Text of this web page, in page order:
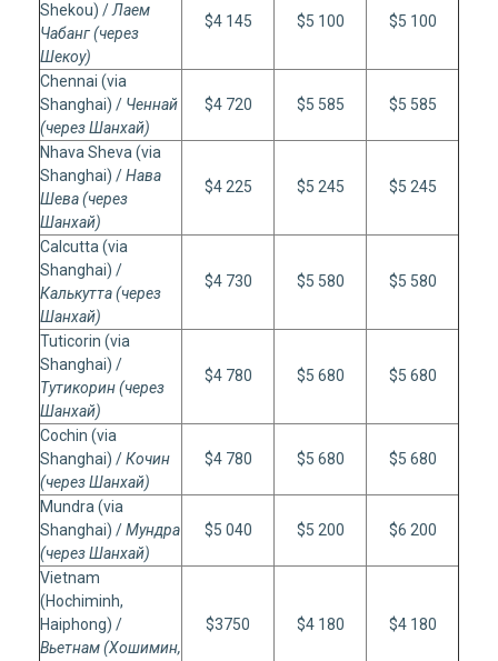
Shekou) /Лаем
Чабанг (через
Шекоу)
$4 145 $5 100 $5 100
Chennai (via
Shanghai) / Ченнай
(через Шанхай)
$4 720 $5 585 $5 585
Nhava Sheva (via
Shanghai) /Нава
Шева (через
Шанхай)
$4 225 $5 245 $5 245
Calсutta (via
Shanghai) /
Калькутта (через
Шанхай)
$4 730 $5 580 $5 580
Tuticorin (via
Shanghai) /
Тутикорин (через
Шанхай)
$4 780 $5 680 $5 680
Cochin (via
Shanghai) /Кочин
(через Шанхай)
$4 780 $5 680 $5 680
Mundra (via
Shanghai) /Мундра
(через Шанхай)
$5 040 $5 200 $6 200
Vietnam
(Hochiminh,
Haiphong) /
Вьетнам (Хошимин,
$3750 $4 180 $4 180